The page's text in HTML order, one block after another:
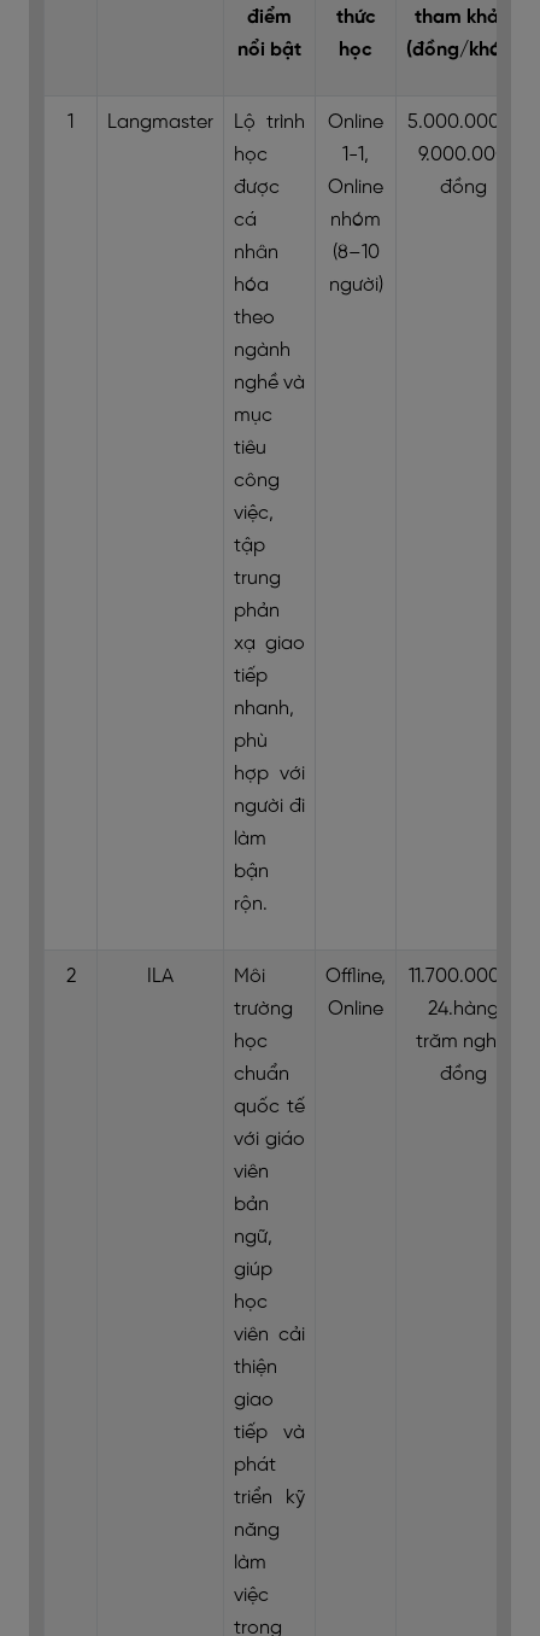
điểm
nổi bật
thức
học
tham khảo
(đồng/khóa)
1 Langmaster
Lộ trình
học
được
cá
nhân
hóa
theo
ngành
nghề và
mục
tiêu
công
việc,
tập
trung
phản
xạ giao
tiếp
nhanh,
phù
hợp với
người đi
làm
bận
rộn.
Online
1-1,
Online
nhóm
(8–10
người)
5.000.000 –
9.000.000
đồng
2 ILA
Môi
trường
học
chuẩn
quốc tế
với giáo
viên
bản
ngữ,
giúp
học
viên cải
thiện
giao
tiếp và
phát
triển kỹ
năng
làm
việc
trong
Offline,
Online
11.700.000 –
24.hàng
trăm nghìn
đồng